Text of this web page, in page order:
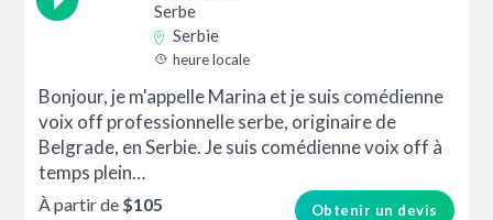
Serbe
Serbie
heure locale
Bonjour, je m'appelle Marina et je suis comédienne
voix off professionnelle serbe, originaire de
Belgrade, en Serbie. Je suis comédienne voix off à
temps plein…
Obtenir un devis
À partir de $105